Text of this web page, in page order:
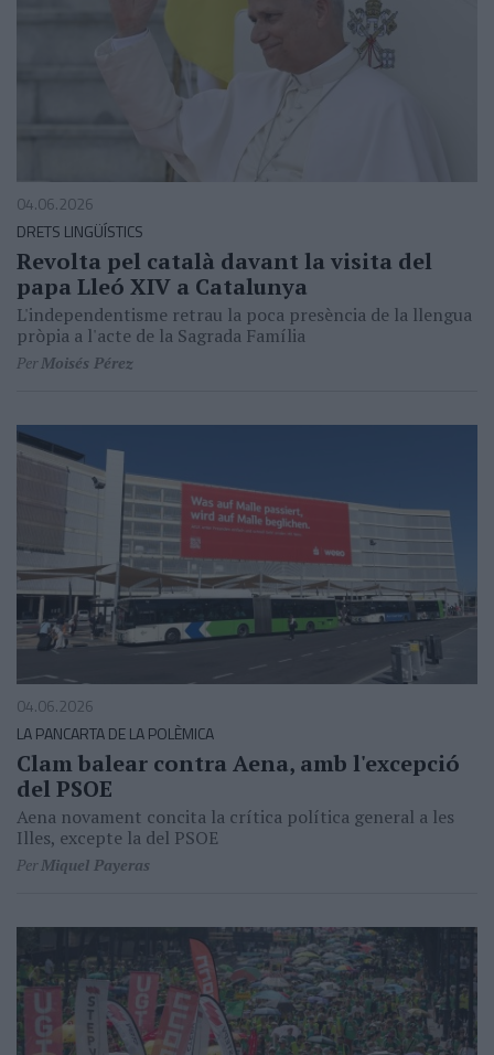
04.06.2026
DRETS LINGÜÍSTICS
Revolta pel català davant la visita del
papa Lleó XIV a Catalunya
L'independentisme retrau la poca presència de la llengua
pròpia a l'acte de la Sagrada Família
PerMoisés Pérez
04.06.2026
LA PANCARTA DE LA POLÈMICA
Clam balear contra Aena, amb l'excepció
del PSOE
Aena novament concita la crítica política general a les
Illes, excepte la del PSOE
PerMiquel Payeras